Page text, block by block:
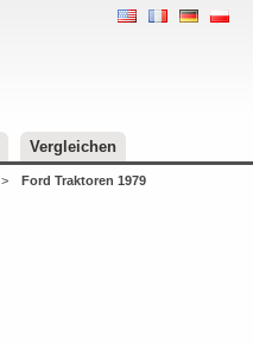
Vergleichen
> Ford Traktoren 1979